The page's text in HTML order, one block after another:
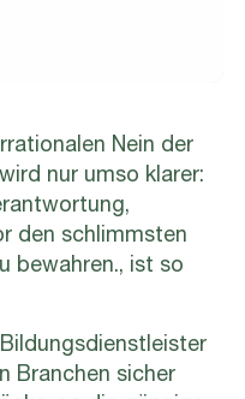
Nein der
nur umso klarer:
den schlimmsten
bewahren., ist so
Branchen sicher